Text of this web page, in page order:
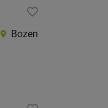
Bozen